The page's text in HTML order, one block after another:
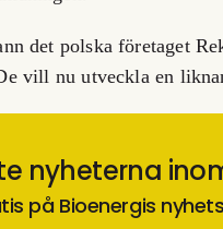
det polska företaget
vill nu utveckla en
nyheterna
på Bioenergis